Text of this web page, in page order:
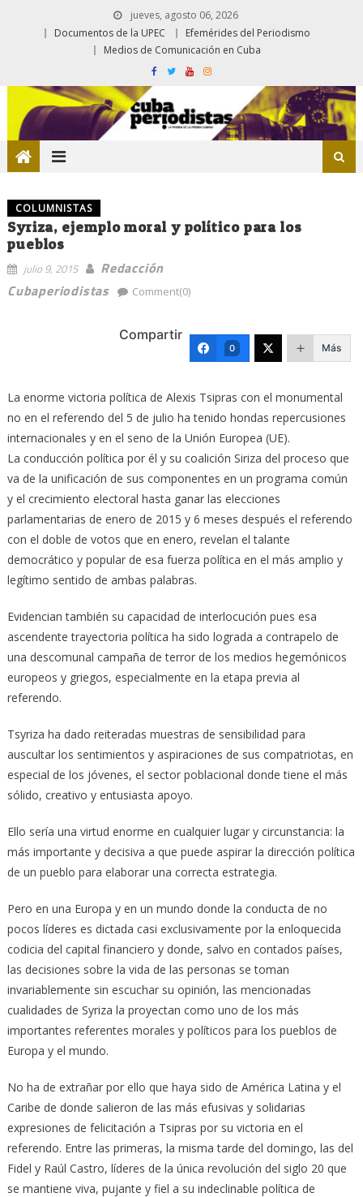
jueves, agosto 06, 2026
Documentos de la UPEC
Efemérides del Periodismo
Medios de Comunicación en Cuba
COLUMNISTAS
Syriza, ejemplo moral y político para los
pueblos
julio 9, 2015
Redacción
Cubaperiodistas
Comment(0)
Compartir
0 Más
La enorme victoria política de Alexis Tsipras con el monumental
no en el referendo del 5 de julio ha tenido hondas repercusiones
internacionales y en el seno de la Unión Europea (UE).
La conducción política por él y su coalición Siriza del proceso que
va de la unificación de sus componentes en un programa común
y el crecimiento electoral hasta ganar las elecciones
parlamentarias de enero de 2015 y 6 meses después el referendo
con el doble de votos que en enero, revelan el talante
democrático y popular de esa fuerza política en el más amplio y
legítimo sentido de ambas palabras.
Evidencian también su capacidad de interlocución pues esa
ascendente trayectoria política ha sido lograda a contrapelo de
una descomunal campaña de terror de los medios hegemónicos
europeos y griegos, especialmente en la etapa previa al
referendo.
Tsyriza ha dado reiteradas muestras de sensibilidad para
auscultar los sentimientos y aspiraciones de sus compatriotas, en
especial de los jóvenes, el sector poblacional donde tiene el más
sólido, creativo y entusiasta apoyo.
Ello sería una virtud enorme en cualquier lugar y circunstancia: la
más importante y decisiva a que puede aspirar la dirección política
de un pueblo para elaborar una correcta estrategia.
Pero en una Europa y en un mundo donde la conducta de no
pocos líderes es dictada casi exclusivamente por la enloquecida
codicia del capital financiero y donde, salvo en contados países,
las decisiones sobre la vida de las personas se toman
invariablemente sin escuchar su opinión, las mencionadas
cualidades de Syriza la proyectan como uno de los más
importantes referentes morales y políticos para los pueblos de
Europa y el mundo.
No ha de extrañar por ello que haya sido de América Latina y el
Caribe de donde salieron de las más efusivas y solidarias
expresiones de felicitación a Tsipras por su victoria en el
referendo. Entre las primeras, la misma tarde del domingo, las del
Fidel y Raúl Castro, líderes de la única revolución del siglo 20 que
se mantiene viva, pujante y fiel a su indeclinable política de